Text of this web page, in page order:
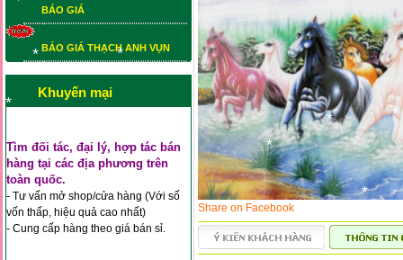
BÁO GIÁ
BÁO GIÁ THẠCH ANH VỤN
BÁO GIÁ THẠCH ANH VỤN
Khuyến mại
Tìm đối tác, đại lý, hợp tác bán
hàng tại các địa phương trên
toàn quốc.
- Tư vấn mở shop/cửa hàng (Với số
vốn thấp, hiệu quả cao nhất)
- Cung cấp hàng theo giá bán sỉ.
Share on Facebook
*
*
*
*
*
*
*
*
*
*